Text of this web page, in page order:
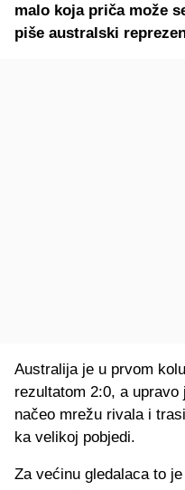
malo koja priča može
piše australski
Australija je u prvom
rezultatom 2:0, a upravo
načeo mrežu rivala i
ka velikoj pobjedi.
Za većinu gledalaca to